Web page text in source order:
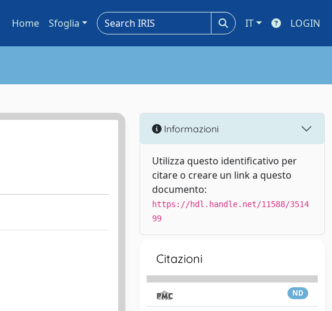
Home Sfoglia IT LOGIN
Informazioni
Utilizza questo identificativo per
citare o creare un link a questo
documento:
https://hdl.handle.net/11588/3514
99
Citazioni
ND